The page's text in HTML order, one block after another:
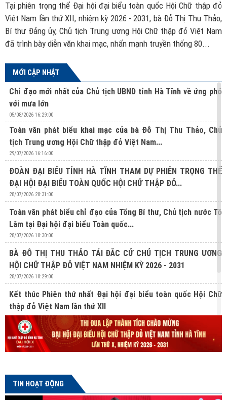
Tại phiên trọng thể Đại hội đại biểu toàn quốc Hội Chữ thập đỏ
Việt Nam lần thứ XII, nhiệm kỳ 2026 - 2031, bà Đỗ Thị Thu Thảo,
Bí thư Đảng ủy, Chủ tịch Trung ương Hội Chữ thập đỏ Việt Nam
đã trình bày diễn văn khai mạc, nhấn mạnh truyền thống 80...
MỚI CẬP NHẬT
Chỉ đạo mới nhất của Chủ tịch UBND tỉnh Hà Tĩnh về ứng phó
với mưa lớn
05/08/2026 16:29:00
Toàn văn phát biểu khai mạc của bà Đỗ Thị Thu Thảo, Chủ
tịch Trung ương Hội Chữ thập đỏ Việt Nam...
29/07/2026 16:16:00
ĐOÀN ĐẠI BIỂU TỈNH HÀ TĨNH THAM DỰ PHIÊN TRỌNG THỂ
ĐẠI HỘI ĐẠI BIỂU TOÀN QUỐC HỘI CHỮ THẬP ĐỎ...
28/07/2026 20:31:00
Toàn văn phát biểu chỉ đạo của Tổng Bí thư, Chủ tịch nước Tô
Lâm tại Đại hội đại biểu Toàn quốc...
28/07/2026 10:30:00
BÀ ĐỖ THỊ THU THẢO TÁI ĐẮC CỬ CHỦ TỊCH TRUNG ƯƠNG
HỘI CHỮ THẬP ĐỎ VIỆT NAM NHIỆM KỲ 2026 - 2031
28/07/2026 10:29:00
Kết thúc Phiên thứ nhất Đại hội đại biểu toàn quốc Hội Chữ
thập đỏ Việt Nam lần thứ XII
27/07/2026 10:31:00
Lan tỏa nghĩa cử hiến mô, tạng từ Chương trình “Hành trình
Đỏ” lần thứ V tại Hà Tĩnh
TIN HOẠT ĐỘNG